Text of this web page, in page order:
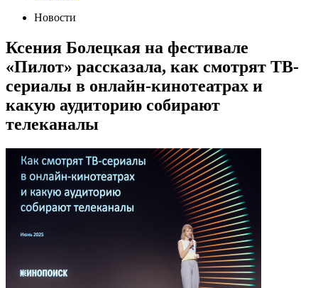
Новости
Ксения Болецкая на фестивале
«Пилот» рассказала, как смотрят ТВ-
сериалы в онлайн-кинотеатрах и
какую аудиторию собирают
телеканалы